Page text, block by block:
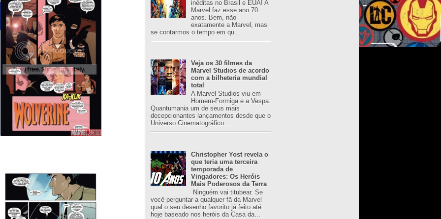
inéditas no Brasil e EUA! A
Marvel faz esse ano 70
anos. Bem, não
exatamente a Marvel, mas
se contarmos o tempo em qu...
Veja os 30 filmes da
Marvel Studios de acordo
com a bilheteria mundial
total
A Marvel Studios viu em
Homem-Formiga e a Vespa:
Quantumania um de seus mais
decepcionantes lançamentos desde que o
Universo Cinematográfico...
Christopher Yost revela o
que teria uma terceira
temporada de
Vingadores: Os Heróis
Mais Poderosos da Terra
Ninguém vai titubear. Se
você perguntar a qualquer fã da Marvel
qual o seu desenho favorito já feito até
hoje baseado nos heróis da Casa da...